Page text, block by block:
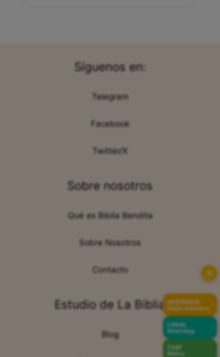
Síguenos en:
Telegram
Facebook
Twitter/X
Sobre nosotros
Qué es Biblia Bendita
Sobre Nosotros
Contacto
Estudio de La Biblia
Blog
✕
APÓYANOS
Hazte miembro
CANAL
WhatsApp
CHAT
Bíblico